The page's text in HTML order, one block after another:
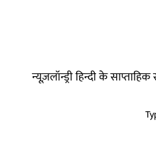
न्यूज़लॉन्ड्री हिन्दी के